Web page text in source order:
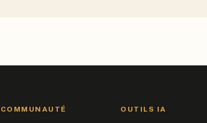
COMMUNAUTÉ OUTILS IA